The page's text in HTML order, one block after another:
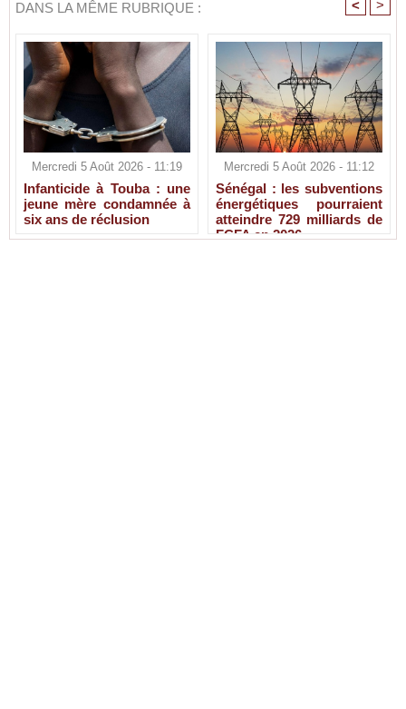
DANS LA MÊME RUBRIQUE : < >
Mercredi 5 Août 2026 - 11:19
Infanticide à Touba : une
jeune mère condamnée à
six ans de réclusion
Mercredi 5 Août 2026 - 11:12
Sénégal : les subventions
énergétiques pourraient
atteindre 729 milliards de
FCFA en 2026